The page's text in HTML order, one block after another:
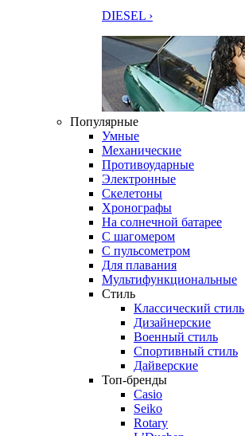
DIESEL ›
Популярные
Умные
Механические
Противоударные
Электронные
Скелетоны
Хронографы
На солнечной батарее
С шагомером
С пульсометром
Для плавания
Мультифункциональные
Стиль
Классический стиль
Дизайнерские
Военный стиль
Спортивный стиль
Дайверские
Топ-бренды
Casio
Seiko
Rotary